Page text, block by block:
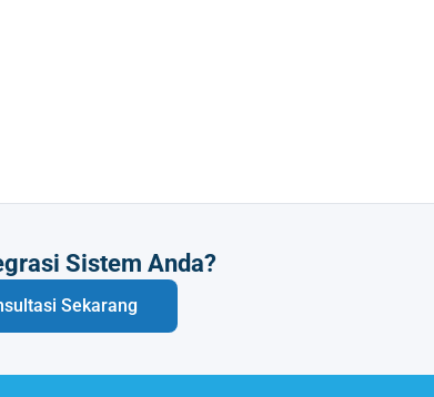
Sistem Anda?
Sekarang